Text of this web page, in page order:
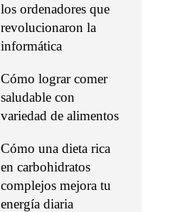
los ordenadores que
revolucionaron la
informática
Cómo lograr comer
saludable con
variedad de alimentos
Cómo una dieta rica
en carbohidratos
complejos mejora tu
energía diaria